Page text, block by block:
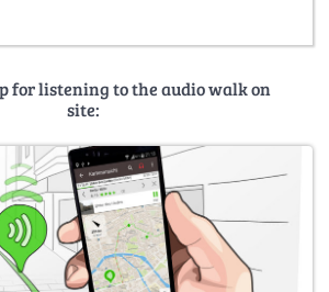
for listening to the audio walk on
site: